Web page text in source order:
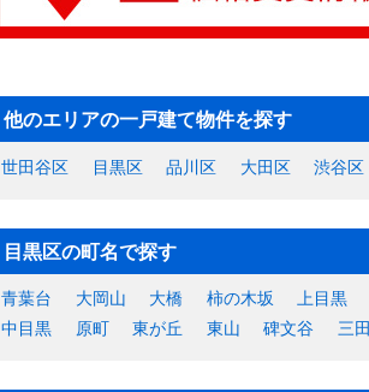
他のエリアの一戸建て物件を探す
世田谷区 目黒区 品川区 大田区 渋谷区
目黒区の町名で探す
青葉台 大岡山 大橋 柿の木坂 上目黒
中目黒
原町 東が丘 東山 碑文谷 三田